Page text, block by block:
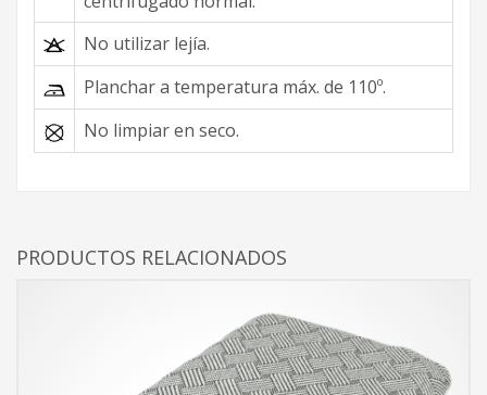
No utilizar lejía.
Planchar a temperatura máx. de 110º.
No limpiar en seco.
PRODUCTOS RELACIONADOS